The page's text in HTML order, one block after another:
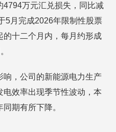
万元汇兑损失，同比减
5月完成2026年限制性股票
十二个月内，每月约形成
响，公司的新能源电力生产
电效率出现季节性波动，本
期有所下降。